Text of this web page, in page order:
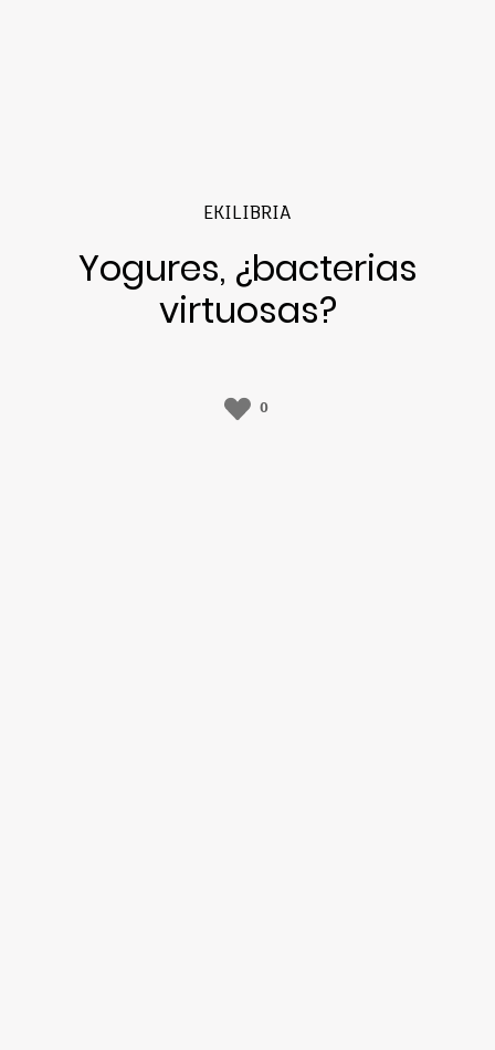
EKILIBRIA
Yogures, ¿bacterias
virtuosas?
0